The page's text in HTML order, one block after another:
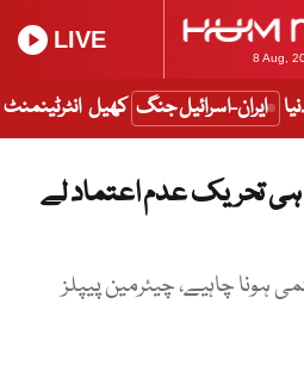
8 Aug,
LIVE
ایران-اسرائیل جنگ کھیل انٹرٹینمنٹ
ہی تحریک عدم اعتماد لے
ہونا چاہیے، چیئرمین پیپلز